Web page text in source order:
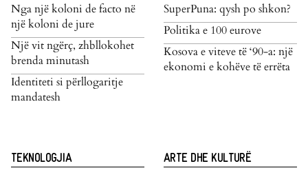
Nga një koloni de facto në
një koloni de jure
Një vit ngërç, zhbllokohet
brenda minutash
Identiteti si përllogaritje
mandatesh
SuperPuna: qysh po shkon?
Politika e 100 eurove
Kosova e viteve të ‘90-a: një
ekonomi e kohëve të errëta
TEKNOLOGJIA ARTE DHE KULTURË